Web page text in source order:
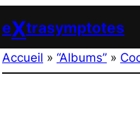
eXtrasymptotes
Accueil » “Albums” »